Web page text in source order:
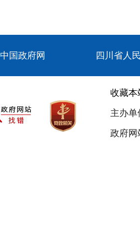
中国政府网 四川省人
收藏本
主办
政府网